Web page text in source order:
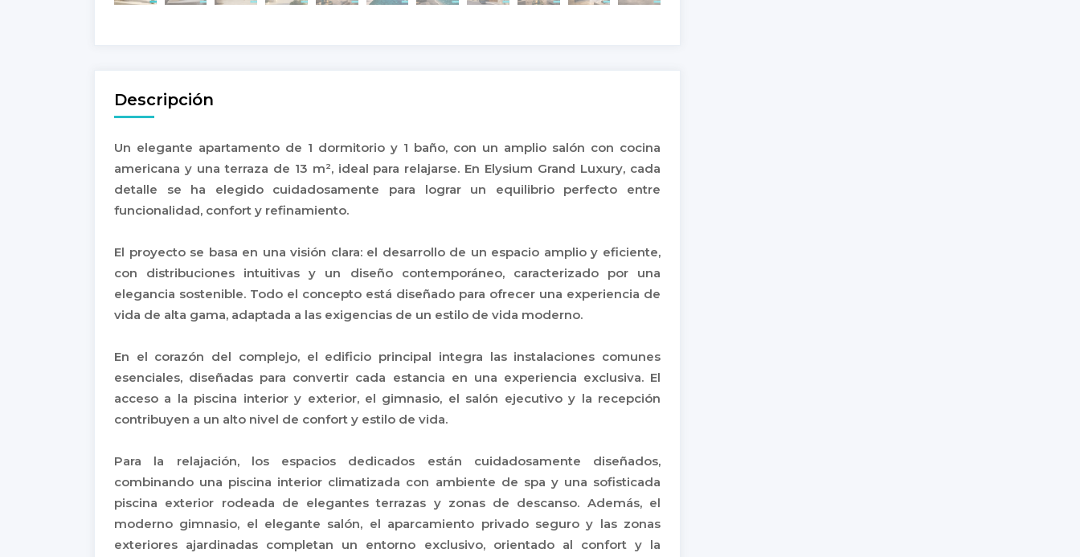
Descripción
Un elegante apartamento de 1 dormitorio y 1 baño, con un amplio salón con cocina
americana y una terraza de 13 m², ideal para relajarse. En Elysium Grand Luxury, cada
detalle se ha elegido cuidadosamente para lograr un equilibrio perfecto entre
funcionalidad, confort y refinamiento.
El proyecto se basa en una visión clara: el desarrollo de un espacio amplio y eficiente,
con distribuciones intuitivas y un diseño contemporáneo, caracterizado por una
elegancia sostenible. Todo el concepto está diseñado para ofrecer una experiencia de
vida de alta gama, adaptada a las exigencias de un estilo de vida moderno.
En el corazón del complejo, el edificio principal integra las instalaciones comunes
esenciales, diseñadas para convertir cada estancia en una experiencia exclusiva. El
acceso a la piscina interior y exterior, el gimnasio, el salón ejecutivo y la recepción
contribuyen a un alto nivel de confort y estilo de vida.
Para la relajación, los espacios dedicados están cuidadosamente diseñados,
combinando una piscina interior climatizada con ambiente de spa y una sofisticada
piscina exterior rodeada de elegantes terrazas y zonas de descanso. Además, el
moderno gimnasio, el elegante salón, el aparcamiento privado seguro y las zonas
exteriores ajardinadas completan un entorno exclusivo, orientado al confort y la